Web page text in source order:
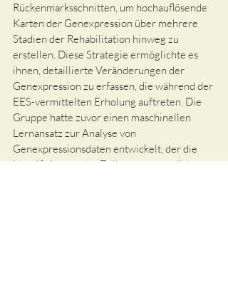
Rückenmarksschnitten, um hochauflösende
Karten der Genexpression über mehrere
Stadien der Rehabilitation hinweg zu
erstellen. Diese Strategie ermöglichte es
ihnen, detaillierte Veränderungen der
Genexpression zu erfassen, die während der
EES-vermittelten Erholung auftreten. Die
Gruppe hatte zuvor einen maschinellen
Lernansatz zur Analyse von
Genexpressionsdaten entwickelt, der die
Identifizierung der Zelltypen ermöglichte,